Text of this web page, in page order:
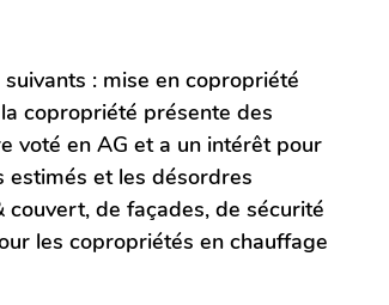
: mise en copropriété
copropriété présente des
voté en AG et a un intérêt pour
estimés et les désordres
de façades, de sécurité
les copropriétés en chauffage